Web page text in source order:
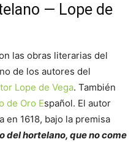
— Lope de
las obras literarias del
de los autores del
Lope de Vega. También
de Oro Español. El autor
en 1618, bajo la premisa
del hortelano, que no come